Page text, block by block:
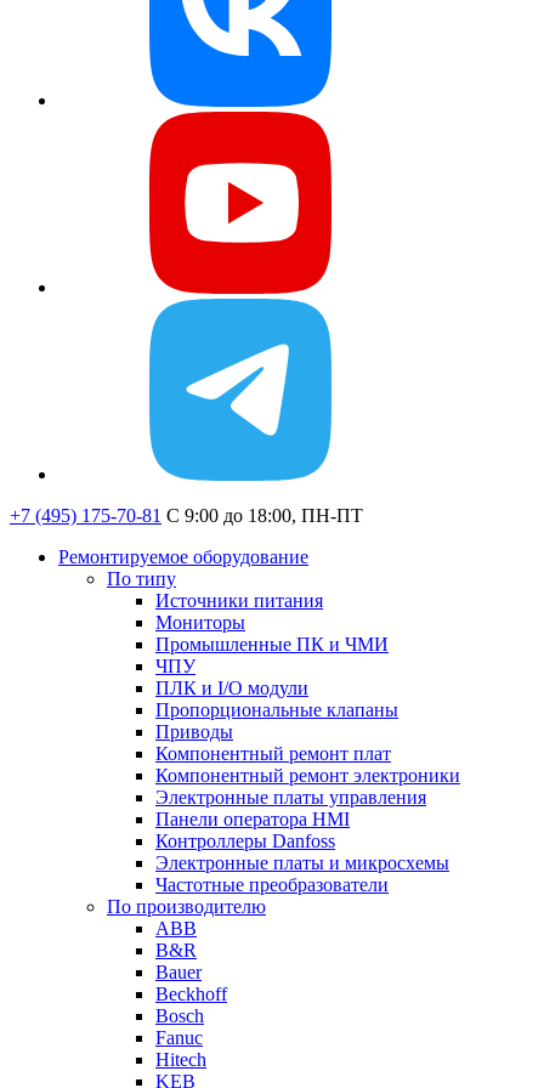
+7 (495) 175-70-81 C 9:00 до 18:00, ПН-ПТ
Ремонтируемое оборудование
По типу
Источники питания
Мониторы
Промышленные ПК и ЧМИ
ЧПУ
ПЛК и I/O модули
Пропорциональные клапаны
Приводы
Компонентный ремонт плат
Компонентный ремонт электроники
Электронные платы управления
Панели оператора HMI
Контроллеры Danfoss
Электронные платы и микросхемы
Частотные преобразователи
По производителю
ABB
B&R
Bauer
Beckhoff
Bosch
Fanuc
Hitech
KEB